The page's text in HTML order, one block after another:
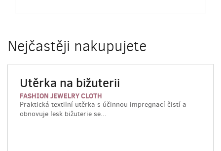
Nejčastěji nakupujete
Utěrka na bižuterii
FASHION JEWELRY CLOTH
Praktická textilní utěrka s účinnou impregnací čistí a
obnovuje lesk bižuterie se...